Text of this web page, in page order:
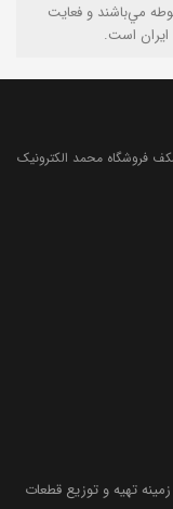
مي‌باشند و فعایت
ايران است.
فروشگاه محمد الکترونیک
تهیه و توزیع قطعات